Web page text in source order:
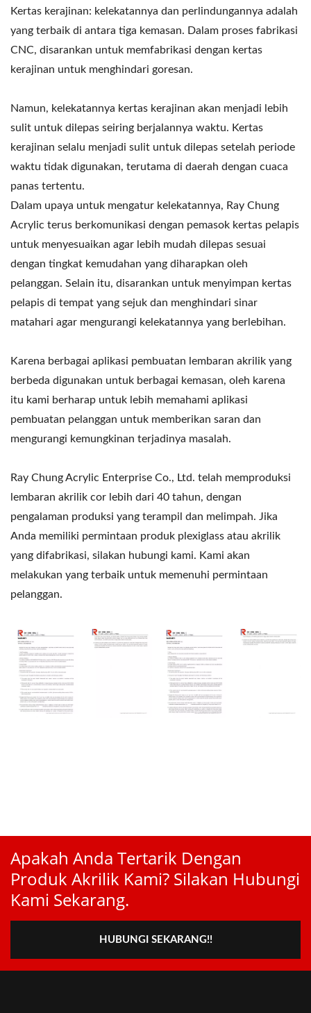
Kertas kerajinan: kelekatannya dan perlindungannya adalah
yang terbaik di antara tiga kemasan. Dalam proses fabrikasi
CNC, disarankan untuk memfabrikasi dengan kertas
kerajinan untuk menghindari goresan.
Namun, kelekatannya kertas kerajinan akan menjadi lebih
sulit untuk dilepas seiring berjalannya waktu. Kertas
kerajinan selalu menjadi sulit untuk dilepas setelah periode
waktu tidak digunakan, terutama di daerah dengan cuaca
panas tertentu.
Dalam upaya untuk mengatur kelekatannya, Ray Chung
Acrylic terus berkomunikasi dengan pemasok kertas pelapis
untuk menyesuaikan agar lebih mudah dilepas sesuai
dengan tingkat kemudahan yang diharapkan oleh
pelanggan. Selain itu, disarankan untuk menyimpan kertas
pelapis di tempat yang sejuk dan menghindari sinar
matahari agar mengurangi kelekatannya yang berlebihan.
Karena berbagai aplikasi pembuatan lembaran akrilik yang
berbeda digunakan untuk berbagai kemasan, oleh karena
itu kami berharap untuk lebih memahami aplikasi
pembuatan pelanggan untuk memberikan saran dan
mengurangi kemungkinan terjadinya masalah.
Ray Chung Acrylic Enterprise Co., Ltd. telah memproduksi
lembaran akrilik cor lebih dari 40 tahun, dengan
pengalaman produksi yang terampil dan melimpah. Jika
Anda memiliki permintaan produk plexiglass atau akrilik
yang difabrikasi, silakan hubungi kami. Kami akan
melakukan yang terbaik untuk memenuhi permintaan
pelanggan.
Apakah Anda Tertarik Dengan
Produk Akrilik Kami? Silakan Hubungi
Kami Sekarang.
HUBUNGI SEKARANG!!